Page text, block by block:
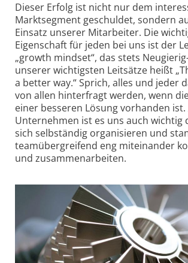
Dieser Erfolg ist nicht nur dem
Marktsegment geschuldet, sondern
Einsatz unserer Mitarbeiter. Die
Eigenschaft für jeden bei uns ist der
„growth mindset“, das stets
unserer wichtigsten Leitsätze heißt
a better way.“ Sprich, alles und jeder
von allen hinterfragt werden, wenn
einer besseren Lösung vorhanden ist.
Unter­nehmen ist es uns auch wichtig
sich selbständig organisieren und
teamübergreifend eng miteinander
und zusammen­arbeiten.